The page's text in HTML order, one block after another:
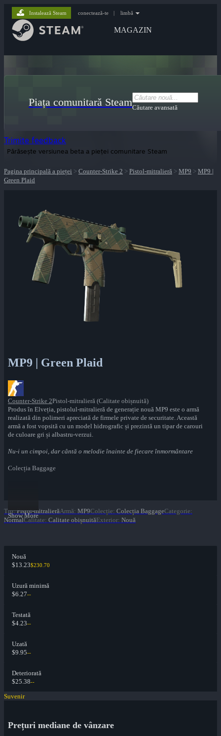
MAGAZIN
Instalează Steam conectează-te | limbă
Piața comunitară SteamCăutare avansată
Trimite feedback
Părăsește versiunea beta a pieței comunitare Steam
Pagina principală a pieței > Counter-Strike 2 > Pistol-mitralieră > MP9 > MP9 |
Green Plaid
MP9 | Green Plaid
Counter-Strike 2Pistol-mitralieră (Calitate obișnuită)
Produs în Elveția, pistolul-mitralieră de generație nouă MP9 este o armă
realizată din polimeri apreciată de firmele private de securitate. Această
armă a fost vopsită cu un model hidrografic și prezintă un tipar de carouri
de culoare gri și albastru-verzui.
Nu-i un cimpoi, dar cântă o melodie înainte de fiecare înmormântare
Colecția Baggage
Show More
Tip: Pistol-mitralierăArmă: MP9Colecție: Colecția BaggageCategorie:
NormalCalitate: Calitate obișnuităExterior: Nouă
Nouă
$13.23$230.70
Uzură minimă
$6.27--
Testată
$4.23--
Uzată
$9.95--
Deteriorată
$25.38--
Suvenir
Prețuri mediane de vânzare